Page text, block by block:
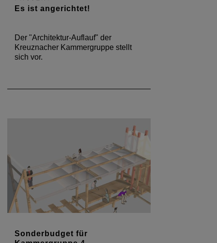
Es ist angerichtet!
Der "Architektur-Auflauf" der
Kreuznacher Kammergruppe stellt
sich vor.
Sonderbudget für